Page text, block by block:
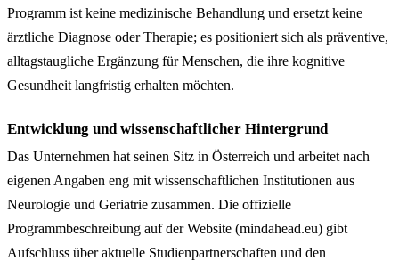
Programm ist keine medizinische Behandlung und ersetzt keine
ärztliche Diagnose oder Therapie; es positioniert sich als präventive,
alltagstaugliche Ergänzung für Menschen, die ihre kognitive
Gesundheit langfristig erhalten möchten.
Entwicklung und wissenschaftlicher Hintergrund
Das Unternehmen hat seinen Sitz in Österreich und arbeitet nach
eigenen Angaben eng mit wissenschaftlichen Institutionen aus
Neurologie und Geriatrie zusammen. Die offizielle
Programmbeschreibung auf der Website (mindahead.eu) gibt
Aufschluss über aktuelle Studienpartnerschaften und den